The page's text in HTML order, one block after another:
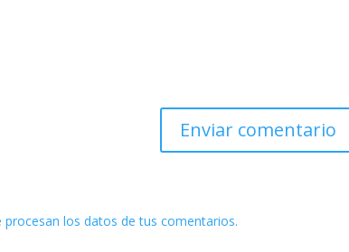
procesan los datos de tus comentarios.